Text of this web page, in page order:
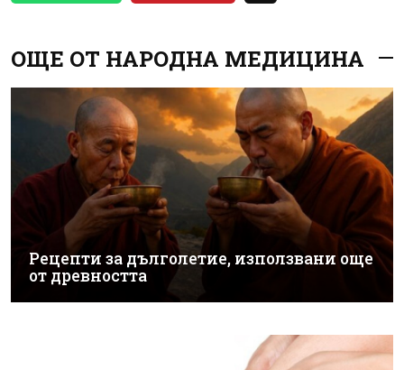
ОЩЕ ОТ НАРОДНА МЕДИЦИНА
Рецепти за дълголетие, използвани още
от древността